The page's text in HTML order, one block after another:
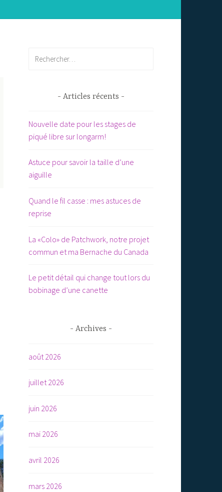
Articles récents
Nouvelle date pour les stages de
piqué libre sur longarm!
Astuce pour savoir la taille d’une
aiguille
Quand le fil casse : mes astuces de
reprise
La «Colo» de Patchwork, notre projet
commun et ma Bernache du Canada
Le petit détail qui change tout lors du
bobinage d’une canette
Archives
août 2026
juillet 2026
juin 2026
mai 2026
avril 2026
mars 2026